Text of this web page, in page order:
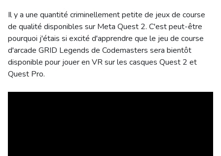
Il y a une quantité criminellement petite de jeux de course
de qualité disponibles sur Meta Quest 2. C'est peut-être
pourquoi j'étais si excité d'apprendre que le jeu de course
d'arcade GRID Legends de Codemasters sera bientôt
disponible pour jouer en VR sur les casques Quest 2 et
Quest Pro.